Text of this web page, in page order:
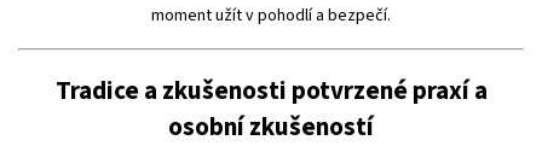
moment užít v pohodlí a bezpečí.
Tradice a zkušenosti potvrzené praxí a
osobní zkušeností